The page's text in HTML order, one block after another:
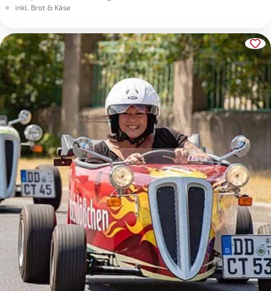
inkl. Brot & Käse